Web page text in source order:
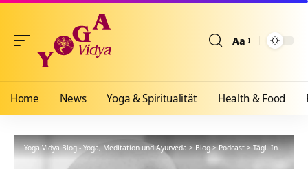
Aa
Home News Yoga & Spiritualität Health & Food
Yoga Vidya Blog - Yoga, Meditation und Ayurveda>Blog>Podcast>Tägl. Inspiration